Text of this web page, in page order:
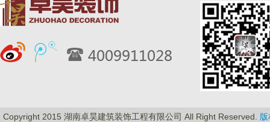
Copyright 2015 湖南卓昊建筑装饰工程有限公司 All Right Reserved.